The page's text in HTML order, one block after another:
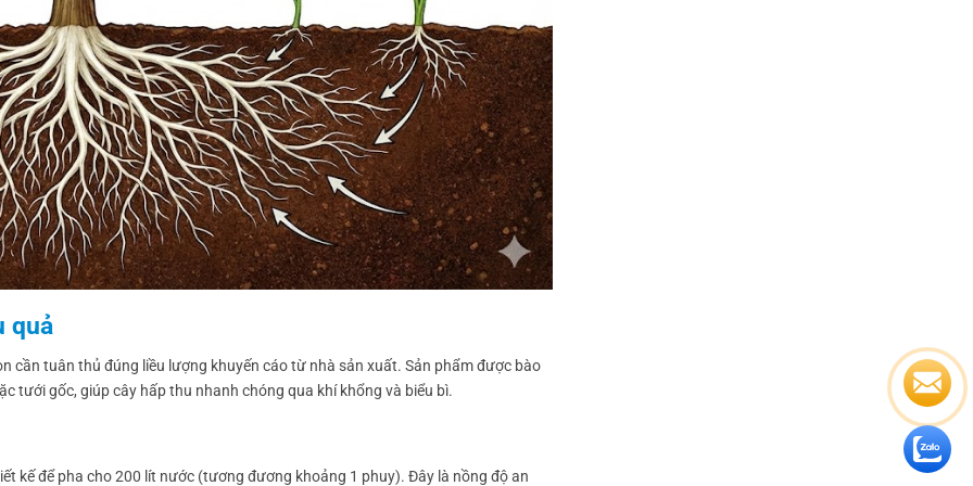
quả
cần tuân thủ đúng liều lượng khuyến cáo từ nhà sản xuất. Sản phẩm được bào
tưới gốc, giúp cây hấp thu nhanh chóng qua khí khổng và biểu bì.
kế để pha cho 200 lít nước (tương đương khoảng 1 phuy). Đây là nồng độ an